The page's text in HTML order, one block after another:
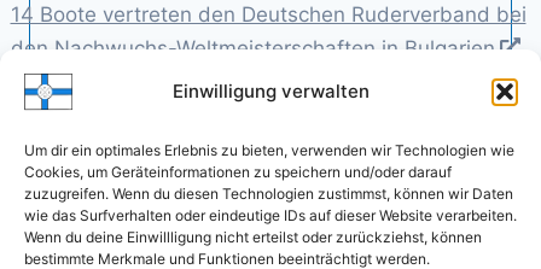
Einwilligung verwalten
Um dir ein optimales Erlebnis zu bieten, verwenden wir Technologien wie
Cookies, um Geräteinformationen zu speichern und/oder darauf
zuzugreifen. Wenn du diesen Technologien zustimmst, können wir Daten
wie das Surfverhalten oder eindeutige IDs auf dieser Website verarbeiten.
Wenn du deine Einwillligung nicht erteilst oder zurückziehst, können
bestimmte Merkmale und Funktionen beeinträchtigt werden.
14 Boote vertreten den Deutschen Ruderverband bei
den Nachwuchs-Weltmeisterschaften in Bulgarien
5. August 2026
von Deutscher Ruderverband
die Gegner unberechenbar bleiben
5. August 2026
von Hans Strauss
DRJ-Finals Camp Hannover: Wo Spitzensport auf